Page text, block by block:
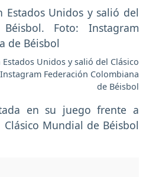
Unidos y salió del Clásico
Federación Colombiana
de Béisbol
en su juego frente a
Mundial de Béisbol